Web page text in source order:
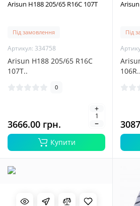
Arisun H188 205/65 R16C 107T
Під замовлення
Артикул: 334758
Arisun H188 205/65 R16C
107T..
0
3666.00 грн.
Купити
Під
106R..